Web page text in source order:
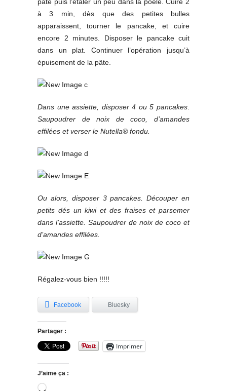
à 3 min, dès que des petites bulles
apparaissent, tourner le pancake, et cuire
encore 2 minutes. Disposer le pancake cuit
dans un plat. Continuer l’opération jusqu’à
épuisement de la pâte.
Dans une assiette, disposer 4 ou 5 pancakes
Saupoudrer de noix de coco, d’amandes
effilées et verser le Nutella® fondu.
Ou alors, disposer 3 pancakes. Découper en
petits dés un kiwi et des fraises et parsemer
dans l’assiette. Saupoudrer de noix de coco et
d’amandes effilées.
Régalez-vous bien !!!!!
Facebook Bluesky
Partager :
Imprimer
J’aime ça :
Chargement…